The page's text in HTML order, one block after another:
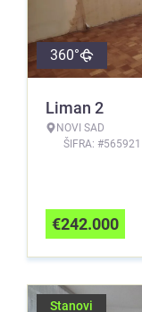
360°
Liman 2
NOVI SAD
ŠIFRA: #565921
€242.000
Stanovi